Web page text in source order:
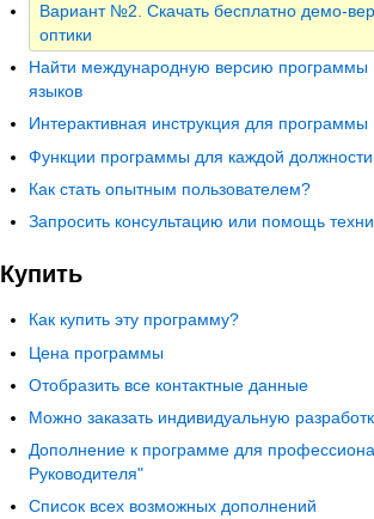
Вариант №2. Скачать бесплатно демо-
оптики
Найти международную версию
языков
Интерактивная инструкция для
Функции программы для каждой должности
Как стать опытным пользователем?
Запросить консультацию или помощь
Купить
Как купить эту программу?
Цена программы
Отобразить все контактные данные
Можно заказать индивидуальную
Дополнение к программе для
Руководителя"
Список всех возможных дополнений